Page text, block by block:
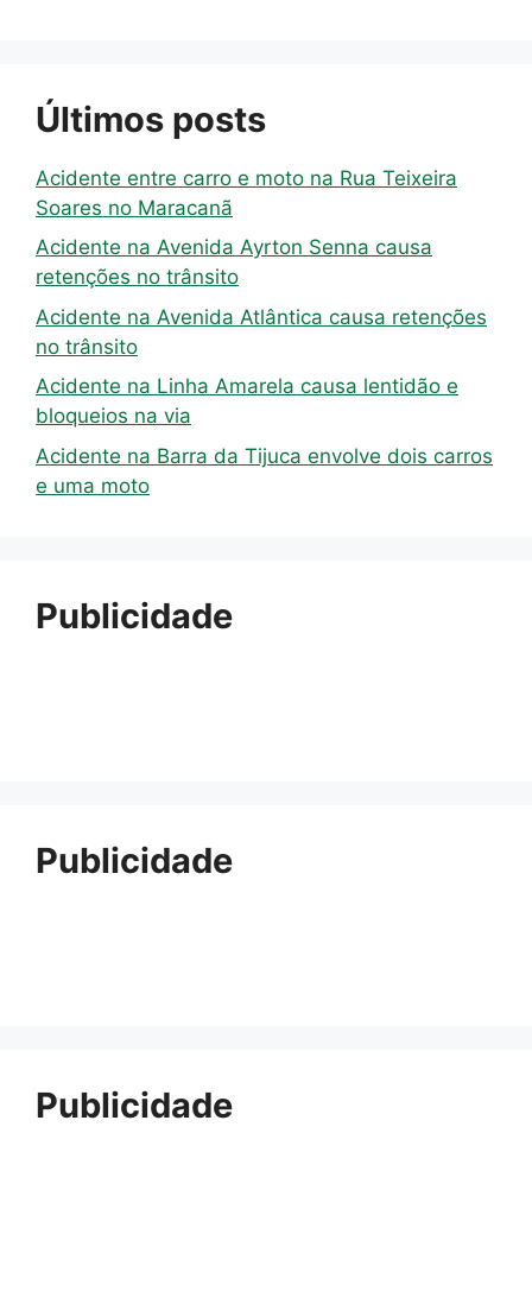
Últimos posts
Acidente entre carro e moto na Rua Teixeira
Soares no Maracanã
Acidente na Avenida Ayrton Senna causa
retenções no trânsito
Acidente na Avenida Atlântica causa retenções
no trânsito
Acidente na Linha Amarela causa lentidão e
bloqueios na via
Acidente na Barra da Tijuca envolve dois carros
e uma moto
Publicidade
Publicidade
Publicidade